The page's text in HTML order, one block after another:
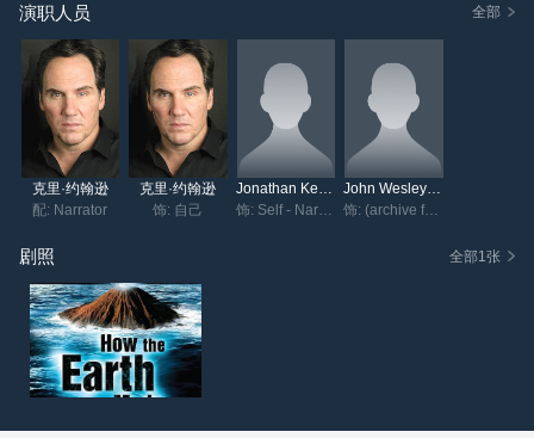
撞、火山爆发还是冰山的磨蚀？地质的形成过程，与我们如今
的生活方式息息相关，但由于漫长的岁月却变得扑朔迷离。利
用各种遗留的线索、地质学家发现的证据，这一系列将要追溯
至千年之前，探究缓慢却强大的造地运动是如何形成我们今天
的世界的。
演职人员 全部
克里·约翰逊
配: Narrator
克里·约翰逊
饰: 自己
饰: Self - Narrator
饰: (archive footage)
剧照 全部1张